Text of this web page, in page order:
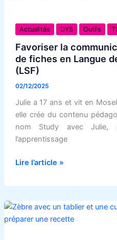
Actualités DYS Outils
Favoriser la
de fiches en Langue
(LSF)
02/12/2025
Julie a 17 ans et vit en
elle crée du contenu
nom Study avec
l’apprentissage
la
communication
grâce
à
kit
de
fiches
en
Langue
Signes
(LSF)
Lire l’article »